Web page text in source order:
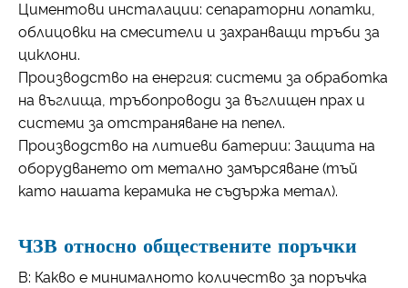
Циментови инсталации: сепараторни лопатки,
облицовки на смесители и захранващи тръби за
циклони.
Производство на енергия: системи за обработка
на въглища, тръбопроводи за въглищен прах и
системи за отстраняване на пепел.
Производство на литиеви батерии: Защита на
оборудването от метално замърсяване (тъй
като нашата керамика не съдържа метал).
ЧЗВ относно обществените поръчки
В: Какво е минималното количество за поръчка